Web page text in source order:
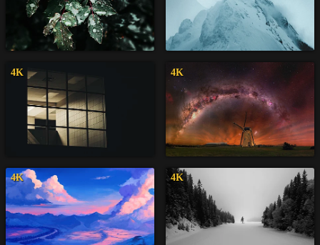
4K 4K
4K 4K